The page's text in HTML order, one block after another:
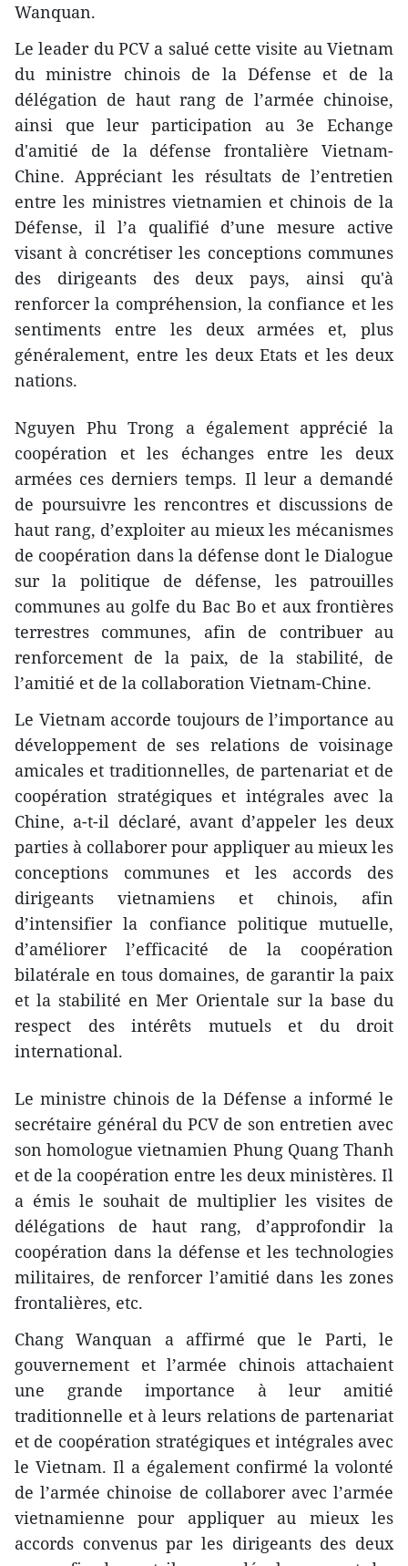
Wanquan.
Le leader du PCV a salué cette visite au Vietnam
du ministre chinois de la Défense et de la
délégation de haut rang de l’armée chinoise,
ainsi que leur participation ​au 3e Echange
d'amitié de la défense frontalière Vietnam-
Chine. Appréciant les résultats de l’entretien
entre les ministres vietnamien et chinois de la
Défense, il l’a qualifié d’une mesure active
visant à concrétiser les conceptions communes
des dirigeants des deux pays, ainsi qu'à
renforcer la compréhension, la confiance et les
sentiments entre les deux armées et, plus
généralement, entre les deux Etats et les deux
nations.
Nguyen Phu Trong a également apprécié la
coopération et les échanges entre les deux
armées ces derniers temps. Il leur a demandé
de poursuivre les rencontres et discussions de
haut rang, d’exploiter au mieux les mécanismes
de coopération dans la défense dont le Dialogue
sur la politique de défense, les patrouilles
communes au golfe du Bac Bo et aux frontières
terrestres communes, afin de contribuer au
renforcement de la paix, de la stabilité, de
l’amitié et de la collaboration Vietnam-Chine.
Le Vietnam accorde toujours de l’importance au
développement de ses relations de voisinage
amicales et traditionnelles, de partenariat et de
coopération stratégiques et intégrales avec la
Chine, a-t-il déclaré, avant d’appeler les deux
parties à collaborer pour appliquer au mieux les
conceptions communes et les accords des
dirigeants vietnamiens et chinois, afin
d’intensifier la confiance politique mutuelle,
d’améliorer l’efficacité de la coopération
bilatérale en tous domaines, de garantir la paix
et la stabilité en Mer Orientale sur la base du
respect des intérêts mutuels et du droit
international.
Le ministre chinois de la Défense a informé le
secrétaire général du PCV de son entretien avec
son homologue vietnamien Phung Quang Thanh
et de la coopération entre les deux ministères. Il
a émis le souhait de multiplier les visites de
délégations de haut rang, d’approfondir la
coopération dans la défense et les technologies
militaires, de renforcer l’amitié dans les zones
frontalières, etc.
Chang Wanquan a affirmé que le Parti, le
gouvernement et l’armée chinois attachaient
une grande importance à leur amitié
traditionnelle et à leurs relations de partenariat
et de coopération stratégiques et intégrales avec
le Vietnam. Il a également confirmé la volonté
de l’armée chinoise de collaborer avec l’armée
vietnamienne pour appliquer au mieux les
accords convenus par les dirigeants des deux